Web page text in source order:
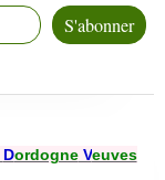
DordogneVeuves